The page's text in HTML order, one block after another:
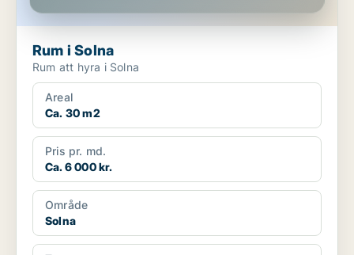
Rum i Solna
Rum att hyra i Solna
Areal
Ca. 30 m2
Pris pr. md.
Ca. 6 000 kr.
Område
Solna